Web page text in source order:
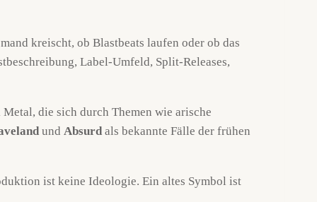
kreischt, ob Blastbeats laufen oder ob das
Label-Umfeld, Split-Releases,
die sich durch Themen wie arische
und Absurd als bekannte Fälle der frühen
ist keine Ideologie. Ein altes Symbol ist